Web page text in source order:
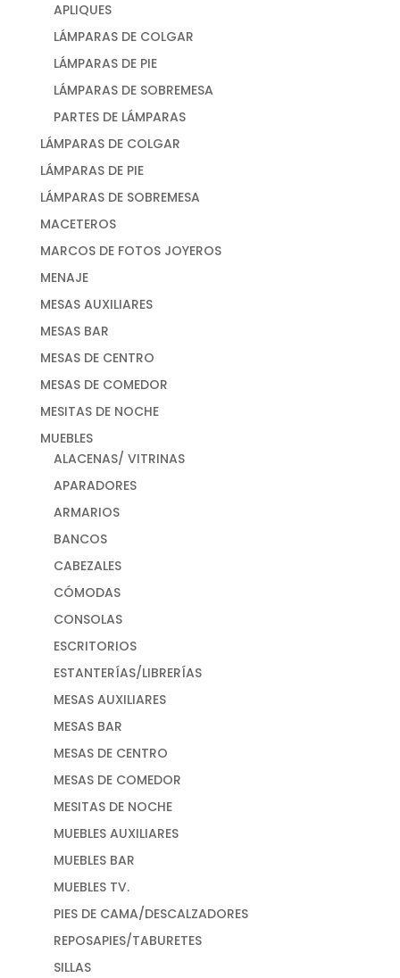
APLIQUES
LÁMPARAS DE COLGAR
LÁMPARAS DE PIE
LÁMPARAS DE SOBREMESA
PARTES DE LÁMPARAS
LÁMPARAS DE COLGAR
LÁMPARAS DE PIE
LÁMPARAS DE SOBREMESA
MACETEROS
MARCOS DE FOTOS JOYEROS
MENAJE
MESAS AUXILIARES
MESAS BAR
MESAS DE CENTRO
MESAS DE COMEDOR
MESITAS DE NOCHE
MUEBLES
ALACENAS/ VITRINAS
APARADORES
ARMARIOS
BANCOS
CABEZALES
CÓMODAS
CONSOLAS
ESCRITORIOS
ESTANTERÍAS/LIBRERÍAS
MESAS AUXILIARES
MESAS BAR
MESAS DE CENTRO
MESAS DE COMEDOR
MESITAS DE NOCHE
MUEBLES AUXILIARES
MUEBLES BAR
MUEBLES TV.
PIES DE CAMA/DESCALZADORES
REPOSAPIES/TABURETES
SILLAS